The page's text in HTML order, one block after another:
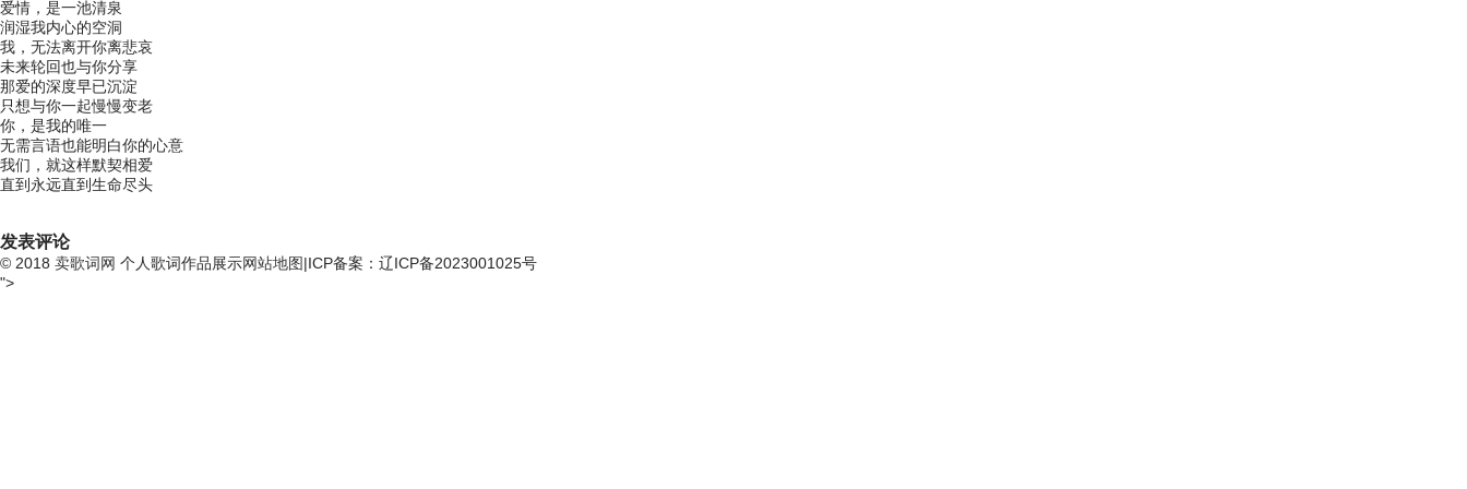
爱情，是一池清泉
润湿我内心的空洞
我，无法离开你离悲哀
未来轮回也与你分享
那爱的深度早已沉淀
只想与你一起慢慢变老
你，是我的唯一
无需言语也能明白你的心意
我们，就这样默契相爱
直到永远直到生命尽头
发表评论
© 2018 卖歌词网 个人歌词作品展示网站地图|ICP备案：辽ICP备2023001025号
">